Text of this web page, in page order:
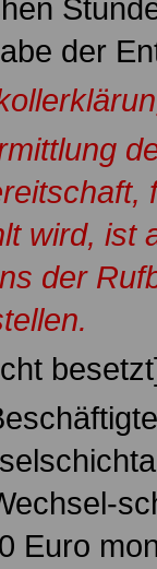
der
wird, ist
der
Euro